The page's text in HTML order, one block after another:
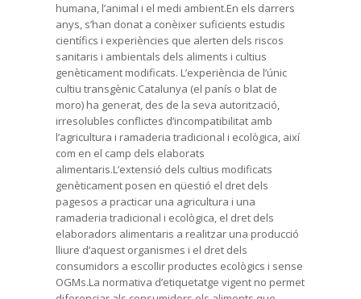
humana, l’animal i el medi ambient.En els darrers
anys, s’han donat a conèixer suficients estudis
científics i experiències que alerten dels riscos
sanitaris i ambientals dels aliments i cultius
genèticament modificats. L’experiència de l’únic
cultiu transgènic Catalunya (el panís o blat de
moro) ha generat, des de la seva autorització,
irresolubles conflictes d’incompatibilitat amb
l’agricultura i ramaderia tradicional i ecològica, així
com en el camp dels elaborats
alimentaris.L’extensió dels cultius modificats
genèticament posen en qüestió el dret dels
pagesos a practicar una agricultura i una
ramaderia tradicional i ecològica, el dret dels
elaboradors alimentaris a realitzar una producció
lliure d’aquest organismes i el dret dels
consumidors a escollir productes ecològics i sense
OGMs.La normativa d’etiquetatge vigent no permet